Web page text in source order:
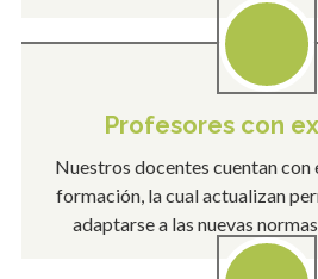
Profesores con
Nuestros docentes cuentan con
formación, la cual actualizan
adaptarse a las nuevas